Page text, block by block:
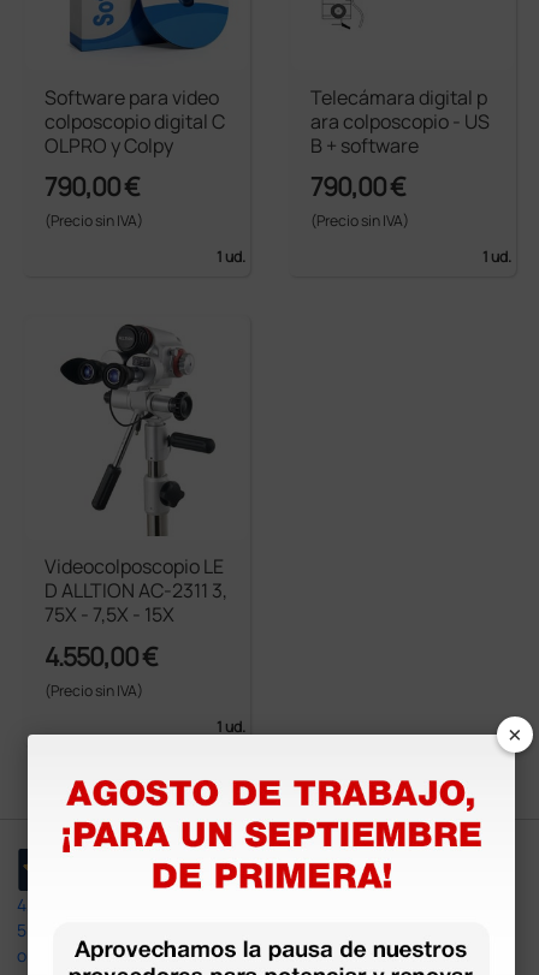
Software para video
colposcopio digital C
OLPRO y Colpy
790,00 €
(Precio sin IVA)
1 ud.
Telecámara digital p
ara colposcopio - US
B + software
790,00 €
(Precio sin IVA)
1 ud.
Videocolposcopio LE
D ALLTION AC-2311 3,
75X - 7,5X - 15X
4.550,00 €
(Precio sin IVA)
1 ud.
4,4
597
opiniones
×